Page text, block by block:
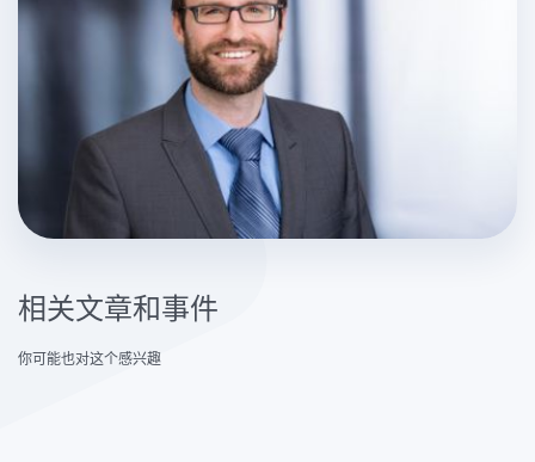
相关文章和事件
你可能也对这个感兴趣